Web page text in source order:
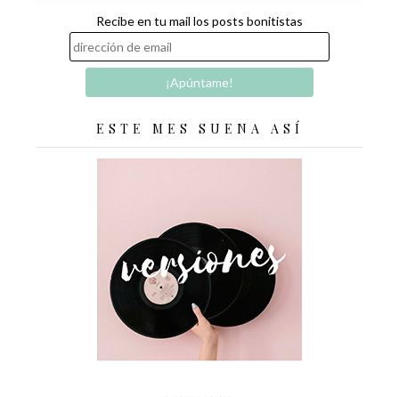
Recibe en tu mail los posts bonitistas
ESTE MES SUENA ASÍ